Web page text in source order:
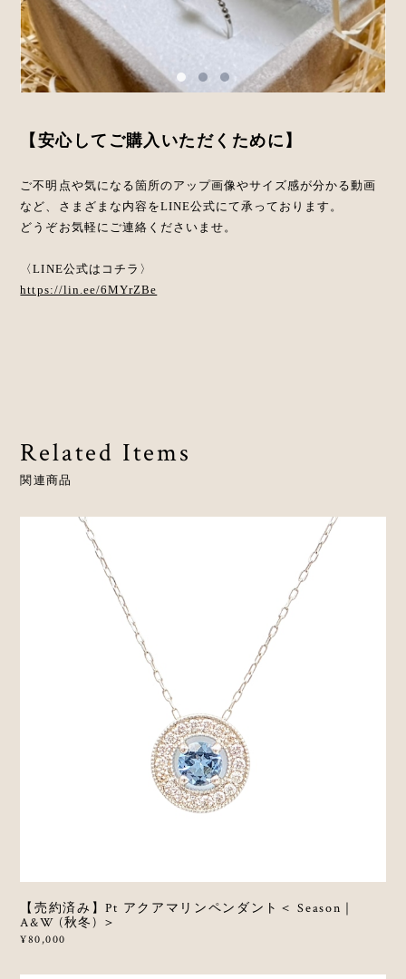
【安心してご購入いただくために】
ご不明点や気になる箇所のアップ画像やサイズ感が分かる動画
など、さまざまな内容をLINE公式にて承っております。
どうぞお気軽にご連絡くださいませ。
〈LINE公式はコチラ〉
https://lin.ee/6MYrZBe
Related Items
関連商品
【売約済み】Pt アクアマリンペンダント＜ Season｜
A&W (秋冬) ＞
¥80,000